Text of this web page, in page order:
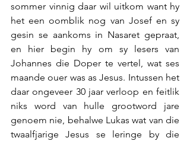
sommer vinnig daar wil uitkom want hy
het een oomblik nog van Josef en sy
gesin se aankoms in Nasaret gepraat,
en hier begin hy om sy lesers van
Johannes die Doper te vertel, wat ses
maande ouer was as Jesus. Intussen het
daar ongeveer 30 jaar verloop en feitlik
niks word van hulle grootword jare
genoem nie, behalwe Lukas wat van die
twaalfjarige Jesus se leringe by die